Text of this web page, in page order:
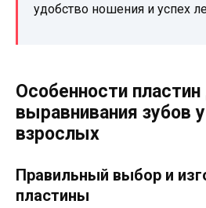
удобство ношения и успех
Особенности
выравнивания зубов
взрослых
Правильный выбор и
пластины